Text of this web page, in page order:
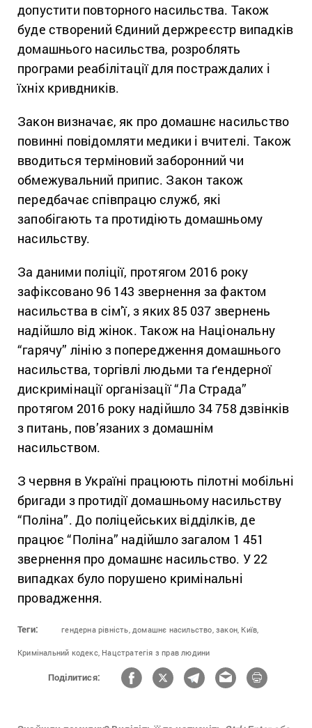
допустити повторного насильства. Також
буде створений Єдиний держреєстр випадків
домашнього насильства, розроблять
програми реабілітації для постраждалих і
їхніх кривдників.
Закон визначає, як про домашнє насильство
повинні повідомляти медики і вчителі. Також
вводиться терміновий заборонний чи
обмежувальний припис. Закон також
передбачає співпрацю служб, які
запобігають та протидіють домашньому
насильству.
За даними поліції, протягом 2016 року
зафіксовано 96 143 звернення за фактом
насильства в сім’ї, з яких 85 037 звернень
надійшло від жінок. Також на Національну
“гарячу” лінію з попередження домашнього
насильства, торгівлі людьми та ґендерної
дискримінації організації “Ла Страда”
протягом 2016 року надійшло 34 758 дзвінків
з питань, пов’язаних з домашнім
насильством.
З червня в Україні працюють пілотні мобільні
бригади з протидії домашньому насильству
“Поліна”. До поліцейських відділків, де
працює “Поліна” надійшло загалом 1 451
звернення про домашнє насильство. У 22
випадках було порушено кримінальні
провадження.
Теги: гендерна рівність, домашнє насильство, закон, Київ,
Кримінальний кодекс, Нацстратегія з прав людини
Поділитися: